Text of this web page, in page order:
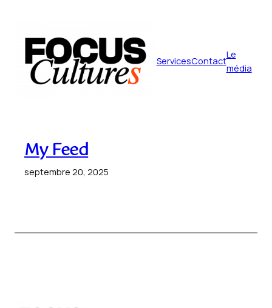
contenu
ServicesContact
Le
média
My Feed
septembre 20, 2025